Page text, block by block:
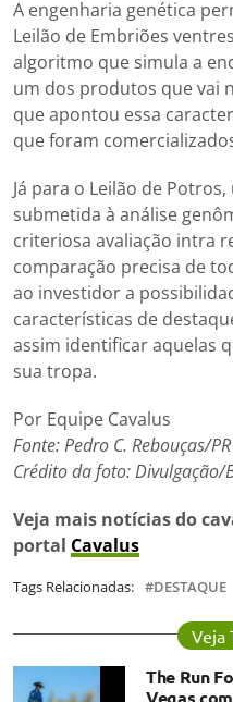
A engenharia genética
Leilão de Embriões
algoritmo que simula a
um dos produtos que vai
que apontou essa
que foram
Já para o Leilão de
submetida à análise
criteriosa avaliação intra
comparação precisa de
ao investidor a
características de
assim identificar aquelas
sua tropa.
Por Equipe Cavalus
Fonte: Pedro C. Rebouças/
Crédito da foto: Divulgação/
Veja mais notícias do
portal Cavalus
Tags Relacionadas: DESTAQUE
Veja
The Run
Vegas